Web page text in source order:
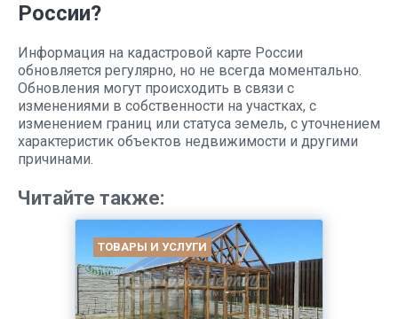
России?
Информация на кадастровой карте России
обновляется регулярно, но не всегда моментально.
Обновления могут происходить в связи с
изменениями в собственности на участках, с
изменением границ или статуса земель, с уточнением
характеристик объектов недвижимости и другими
причинами.
Читайте также:
ТОВАРЫ И УСЛУГИ